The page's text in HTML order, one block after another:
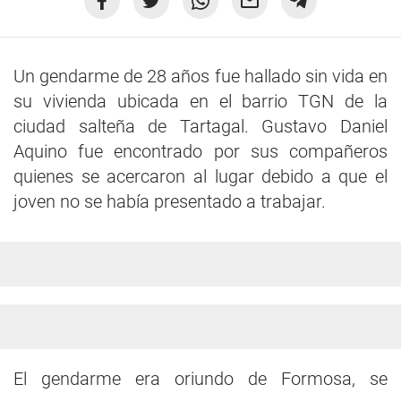
Un gendarme de 28 años fue hallado sin vida en
su vivienda ubicada en el barrio TGN de la
ciudad salteña de Tartagal. Gustavo Daniel
Aquino fue encontrado por sus compañeros
quienes se acercaron al lugar debido a que el
joven no se había presentado a trabajar.
El gendarme era oriundo de Formosa, se